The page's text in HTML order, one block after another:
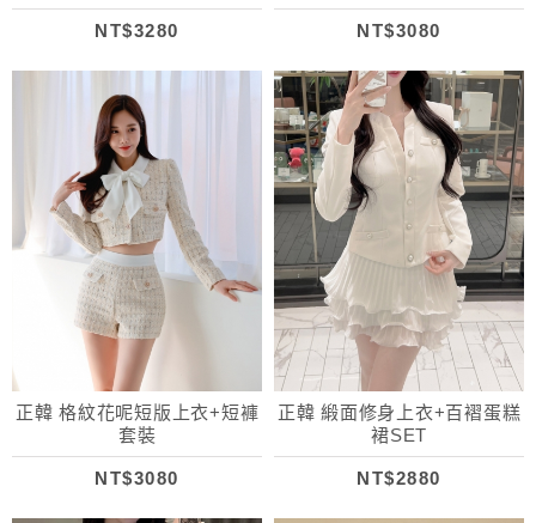
NT$3280 NT$3080
正韓 格紋花呢短版上衣+短褲
套裝
NT$3080
正韓 緞面修身上衣+百褶蛋糕
裙SET
NT$2880